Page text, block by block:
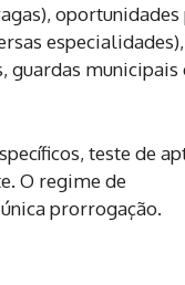
oportunidades
especialidades),
guardas municipais
teste de
O regime de
prorrogação.